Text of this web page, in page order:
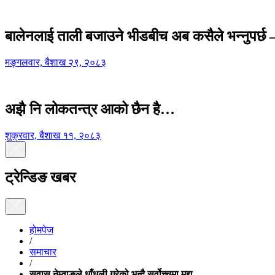
बालेनलाई ताली बजाउने भीडबीच अब कसैले
मङ्गलवार, बैशाख २९, २०८३
अझै नि लोकतन्त्र आको छैन है…
शुक्रवार, बैशाख ११, २०८३
ट्रेन्डिङ खबर
होमपेज
/
समाचार
/